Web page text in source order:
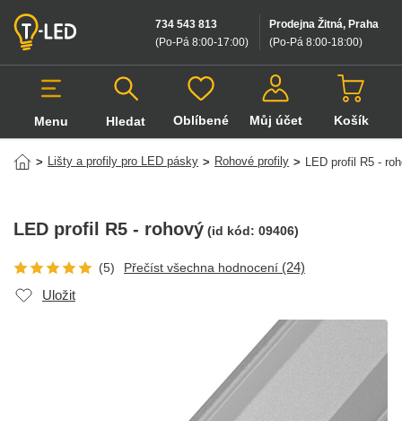
Prodejna Žitná, Praha
(Po-Pá 8:00-18:00)
734 543 813
(Po-Pá 8:00-17:00)
Menu Hledat
Hledat v produktech
Oblíbené Můj účet Košík
> Lišty a profily pro LED pásky > Rohové profily > LED profil R5 -
LED profil R5 - rohový (id kód: 09406)
(5) Přečíst všechna hodnocení (24)
Uložit